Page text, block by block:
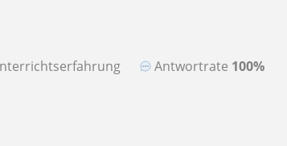
Antwortrate 100%